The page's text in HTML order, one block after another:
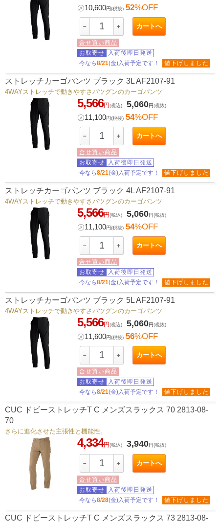
㋱10,600円(税抜) 52%OFF
－ ＋ カートへ
合せ買い商品
お取寄せ
入荷後即日発送
今なら8/21(金)入荷予定です！ 値下げしました
ストレッチカーゴパンツ ブラック 3L AF2107-91
4WAYストレッチで動きやすさバツグンのカーゴパンツ
5,566円(税込) 5,060円(税抜)
㋱11,100円(税抜) 54%OFF
－ ＋ カートへ
合せ買い商品
お取寄せ
入荷後即日発送
今なら8/21(金)入荷予定です！ 値下げしました
ストレッチカーゴパンツ ブラック 4L AF2107-91
4WAYストレッチで動きやすさバツグンのカーゴパンツ
5,566円(税込) 5,060円(税抜)
㋱11,100円(税抜) 54%OFF
－ ＋ カートへ
合せ買い商品
お取寄せ
入荷後即日発送
今なら8/21(金)入荷予定です！ 値下げしました
ストレッチカーゴパンツ ブラック 5L AF2107-91
4WAYストレッチで動きやすさバツグンのカーゴパンツ
5,566円(税込) 5,060円(税抜)
㋱11,600円(税抜) 56%OFF
－ ＋ カートへ
合せ買い商品
お取寄せ
入荷後即日発送
今なら8/21(金)入荷予定です！ 値下げしました
CUC ドビーストレッチT C メンズスラックス 70 2813-08-
70
さらに進化させた主張性と機能性。
4,334円(税込) 3,940円(税抜)
－ ＋ カートへ
合せ買い商品
お取寄せ
入荷後即日発送
今なら8/28(金)入荷予定です！ 値下げしました
CUC ドビーストレッチT C メンズスラックス 73 2813-08-